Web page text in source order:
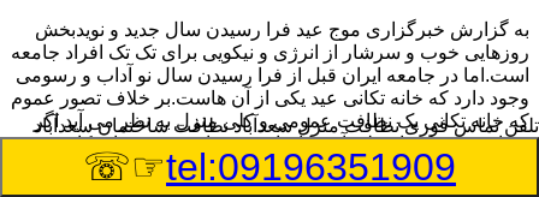
به گزارش خبرگزاری موج عید فرا رسیدن سال جدید و نویدبخش
روزهایی خوب و سرشار از انرژی و نیکویی برای تک تک افراد جامعه
است.اما در جامعه ایران قبل از فرا رسیدن سال نو آداب و رسومی
وجود دارد که خانه تکانی عید یکی از آن هاست.بر خلاف تصور عموم
که خانه تکانی یک نظافت عمومی و کلی منزل به نظر می آید اگر
بخواهیم به طور اصولی آن را انجام دهیم باید به برخی از نکات توجه
بیشتر داشته باشیم.
تلفن تماس فورینظافت منزل سعدآباد نظافت ساختمان سعدآباد
tel:09196351909
☞☏